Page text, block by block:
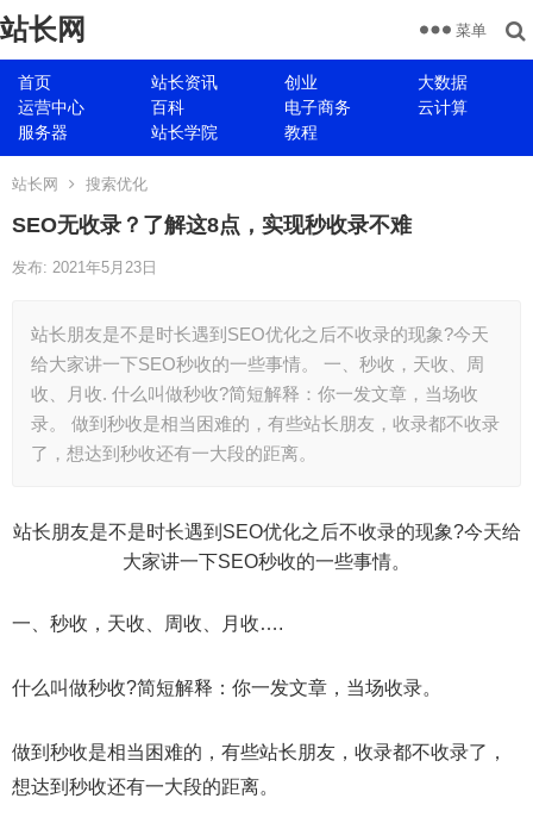
站长网
首页 站长资讯 创业
大数据
运营中心
百科 电子商务
云计算
服务器
站长学院 教程
菜单
站长网 搜索优化
SEO无收录？了解这8点，实现秒收录不难
发布: 2021年5月23日
站长朋友是不是时长遇到SEO优化之后不收录的现象?今天
给大家讲一下SEO秒收的一些事情。 一、秒收，天收、周
收、月收. 什么叫做秒收?简短解释：你一发文章，当场收
录。 做到秒收是相当困难的，有些站长朋友，收录都不收录
了，想达到秒收还有一大段的距离。
站长朋友是不是时长遇到SEO优化之后不收录的现象?今天给
大家讲一下SEO秒收的一些事情。
一、秒收，天收、周收、月收….
什么叫做秒收?简短解释：你一发文章，当场收录。
做到秒收是相当困难的，有些站长朋友，收录都不收录了，
想达到秒收还有一大段的距离。